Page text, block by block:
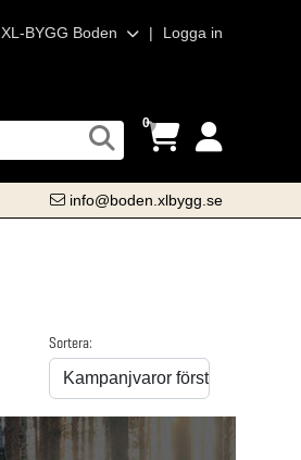
XL-BYGG Boden | Logga in
0
info@boden.xlbygg.se
Sortera: